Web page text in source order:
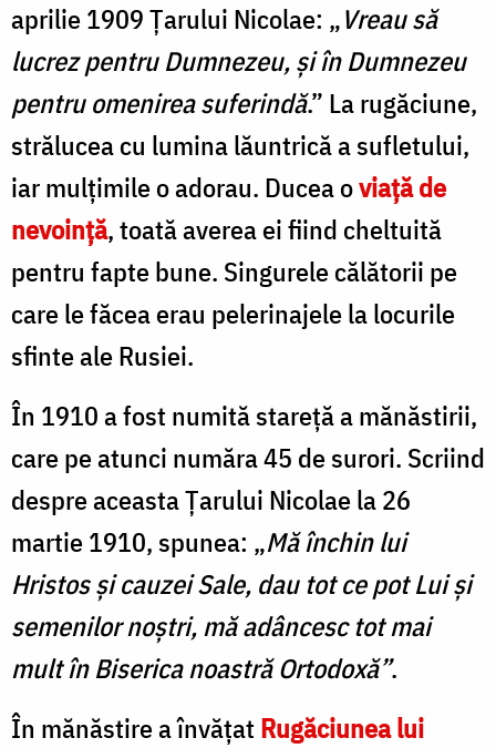
aprilie 1909 Țarului Nicolae: „Vreau să
lucrez pentru Dumnezeu, și în Dumnezeu
pentru omenirea suferindă.” La rugăciune,
strălucea cu lumina lăuntrică a sufletului,
iar mulțimile o adorau. Ducea oviață de
nevoință, toată averea ei fiind cheltuită
pentru fapte bune. Singurele călătorii pe
care le făcea erau pelerinajele la locurile
sfinte ale Rusiei.
În 1910 a fost numită stareță a mănăstirii,
care pe atunci număra 45 de surori. Scriind
despre aceasta Țarului Nicolae la 26
martie 1910, spunea: „Mă închin lui
Hristos și cauzei Sale, dau tot ce pot Lui și
semenilor noștri, mă adâncesc tot mai
mult în Biserica noastră Ortodoxă”.
În mănăstire a învățat Rugăciunea lui